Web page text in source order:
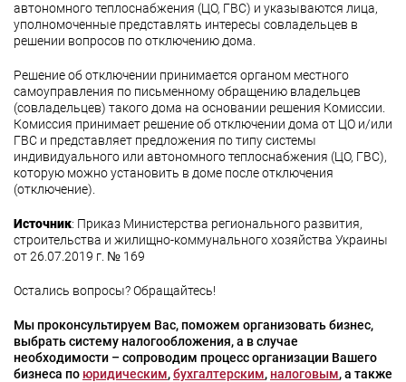
автономного теплоснабжения (ЦО, ГВС) и указываются лица,
уполномоченные представлять интересы совладельцев в
решении вопросов по отключению дома.
Решение об отключении принимается органом местного
самоуправления по письменному обращению владельцев
(совладельцев) такого дома на основании решения Комиссии.
Комиссия принимает решение об отключении дома от ЦО и/или
ГВС и представляет предложения по типу системы
индивидуального или автономного теплоснабжения (ЦО, ГВС),
которую можно установить в доме после отключения
(отключение).
Источник: Приказ Министерства регионального развития,
строительства и жилищно-коммунального хозяйства Украины
от 26.07.2019 г. № 169
Остались вопросы? Обращайтесь!
Мы проконсультируем Вас, поможем организовать бизнес,
выбрать систему налогообложения, а в случае
необходимости – сопроводим процесс организации Вашего
бизнеса по юридическим,бухгалтерским, налоговым, а также